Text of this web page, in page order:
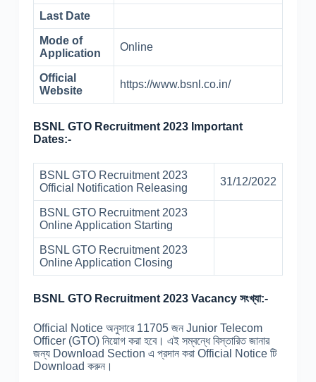
Last Date
Mode of
Application
Online
Official
Website
https://www.bsnl.co.in/
BSNL GTO Recruitment 2023 Important
Dates:-
BSNL GTO Recruitment 2023
Official Notification Releasing
31/12/2022
BSNL GTO Recruitment 2023
Online Application Starting
BSNL GTO Recruitment 2023
Online Application Closing
BSNL GTO Recruitment 2023 Vacancy সংখ্যা:-
Official Notice অনুসারে 11705 জন Junior Telecom
Officer (GTO) নিয়োগ করা হবে। এই সম্বন্ধে বিস্তারিত জানার
জন্য Download Section এ প্রদান করা Official Notice টি
Download করুন।